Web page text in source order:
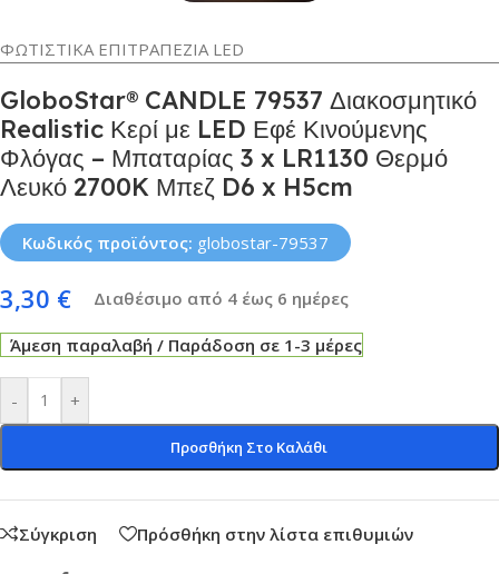
ΦΩΤΙΣΤΙΚΑ ΕΠΙΤΡΑΠΕΖΙΑ LED
GloboStar® CANDLE 79537 Διακοσμητικό
Realistic Κερί με LED Εφέ Κινούμενης
Φλόγας – Μπαταρίας 3 x LR1130 Θερμό
Λευκό 2700K Μπεζ D6 x H5cm
Κωδικός προϊόντος: globostar-79537
3,30 € Διαθέσιμο από 4 έως 6 ημέρες
Άμεση παραλαβή / Παράδοση σε 1-3 μέρες
- +
Προσθήκη Στο Καλάθι
Σύγκριση Πρόσθήκη στην λίστα επιθυμιών